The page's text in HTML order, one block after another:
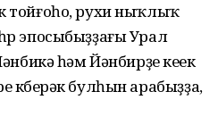
тойғоһо, рухи ныҡлыҡ
эпосыбыҙҙағы Урал
һәм Йәнбирҙе кеүек
күберәк булһын арабыҙҙа,